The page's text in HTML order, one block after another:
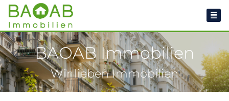
BAOAB Immobilien
Wir lieben Immobilien